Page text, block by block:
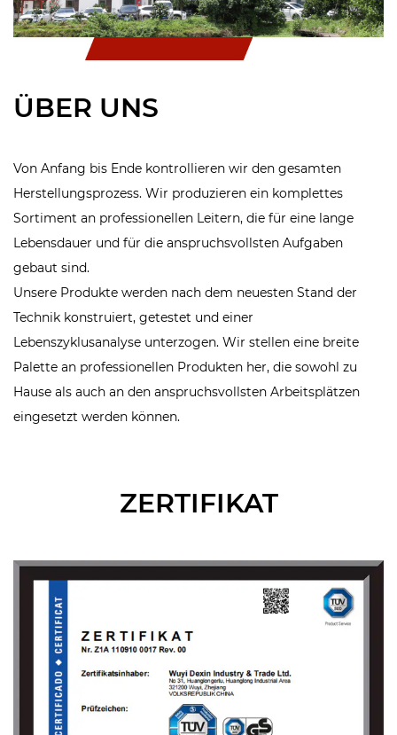
ÜBER UNS
Von Anfang bis Ende kontrollieren wir den gesamten
Herstellungsprozess. Wir produzieren ein komplettes
Sortiment an professionellen Leitern, die für eine lange
Lebensdauer und für die anspruchsvollsten Aufgaben
gebaut sind.
Unsere Produkte werden nach dem neuesten Stand der
Technik konstruiert, getestet und einer
Lebenszyklusanalyse unterzogen. Wir stellen eine breite
Palette an professionellen Produkten her, die sowohl zu
Hause als auch an den anspruchsvollsten Arbeitsplätzen
eingesetzt werden können.
ZERTIFIKAT